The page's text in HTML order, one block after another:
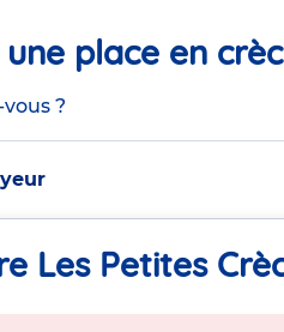
place en
?
Les Petites